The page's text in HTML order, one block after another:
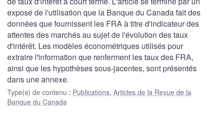
exposé de l'utilisation que la Banque du Canada fait des
données que fournissent les FRA à titre d'indicateur des
attentes des marchés au sujet de l'évolution des taux
d'intérêt. Les modèles économétriques utilisés pour
extraire l'information que renferment les taux des FRA,
ainsi que les hypothèses sous-jacentes, sont présentés
dans une annexe.
Type(s) de contenu : Publications, Articles de la Revue de la
Banque du Canada